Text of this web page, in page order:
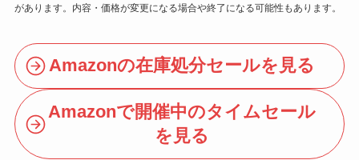
があります。内容・価格が変更になる場合や終了になる可能性もあります。
Amazonの在庫処分セールを見る
Amazonで開催中のタイムセール
を見る